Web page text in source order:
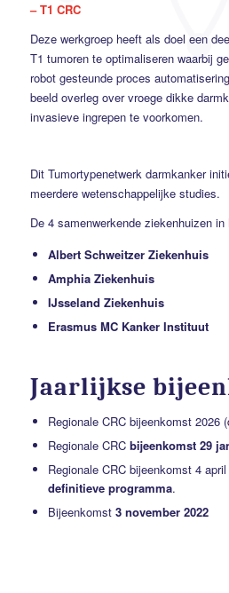
– T1 CRC
Deze werkgroep heeft als doel een
T1 tumoren te optimaliseren waarbij
robot gesteunde proces
beeld overleg over vroege dikke
invasieve ingrepen te voorkomen.
Dit Tumortypenetwerk darmkanker
meerdere wetenschappelijke studies.
De 4 samenwerkende ziekenhuizen
Albert Schweitzer Ziekenhuis
Amphia Ziekenhuis
IJsseland Ziekenhuis
Erasmus MC Kanker Instituut
Jaarlijkse
Regionale CRC bijeenkomst 2026
Regionale CRC bijeenkomst 29
Regionale CRC bijeenkomst 4
definitieve programma.
Bijeenkomst 3 november 2022